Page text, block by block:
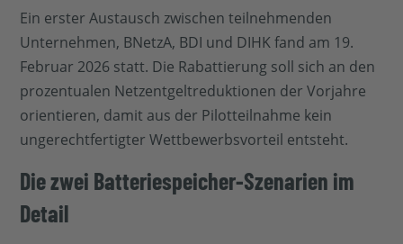
Ein erster Austausch zwischen teilnehmenden
Unternehmen, BNetzA, BDI und DIHK fand am 19.
Februar 2026 statt. Die Rabattierung soll sich an den
prozentualen Netzentgeltreduktionen der Vorjahre
orientieren, damit aus der Pilotteilnahme kein
ungerechtfertigter Wettbewerbsvorteil entsteht.
Die zwei Batteriespeicher-Szenarien im
Detail